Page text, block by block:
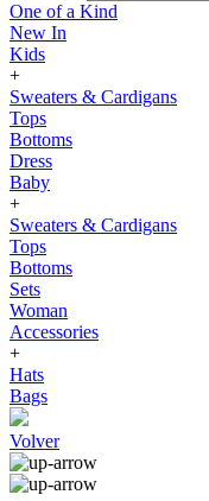
One of a Kind
New In
Kids
+
Sweaters & Cardigans
Tops
Bottoms
Dress
Baby
+
Sweaters & Cardigans
Tops
Bottoms
Sets
Woman
Accessories
+
Hats
Bags
Volver